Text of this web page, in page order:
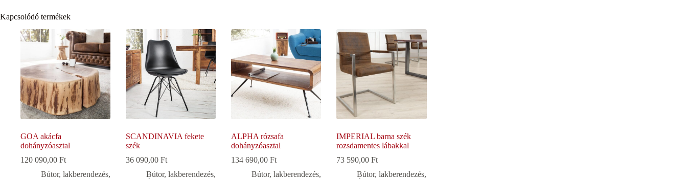
Kapcsolódó termékek
GOA akácfa
dohányzóasztal
120 090,00 Ft
Bútor, lakberendezés,
SCANDINAVIA fekete
szék
36 090,00Ft
Bútor, lakberendezés,
ALPHA rózsafa
dohányzóasztal
134 690,00Ft
Bútor, lakberendezés,
IMPERIAL barna szék
rozsdamentes lábakkal
73 590,00Ft
Bútor, lakberendezés,